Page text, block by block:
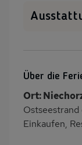
Terrasse
Über die
Ort:
Einkaufen,